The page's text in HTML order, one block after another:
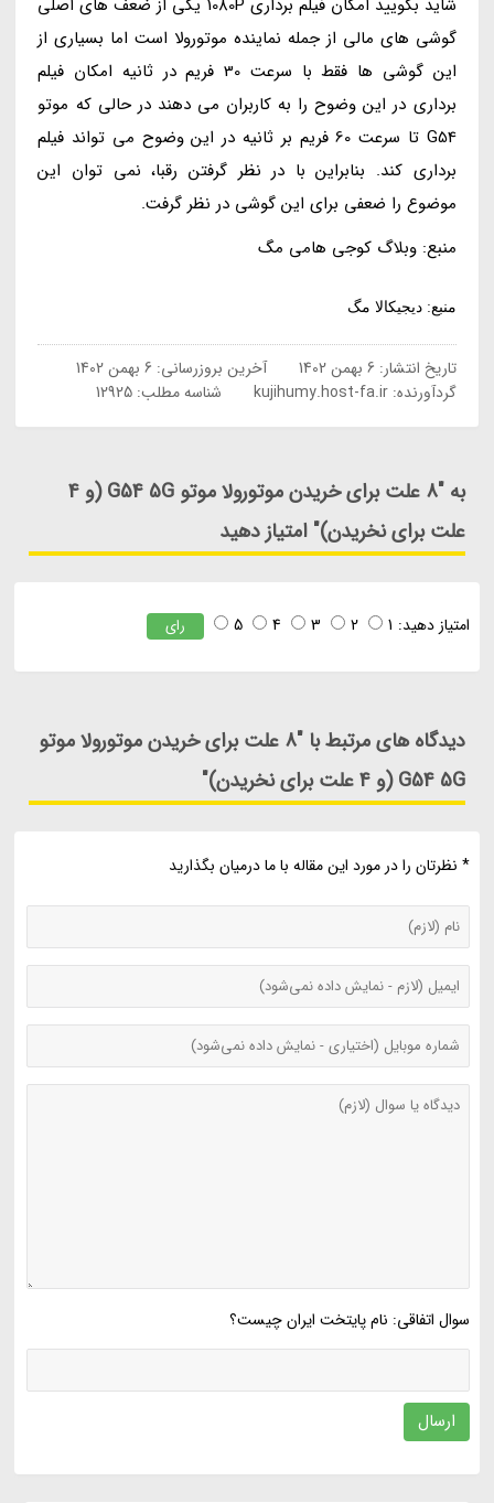
شاید بگویید امکان فیلم برداری 1080P یکی از ضعف های اصلی
گوشی های مالی از جمله نماینده موتورولا است اما بسیاری از
این گوشی ها فقط با سرعت 30 فریم در ثانیه امکان فیلم
برداری در این وضوح را به کاربران می دهند در حالی که موتو
G54 تا سرعت 60 فریم بر ثانیه در این وضوح می تواند فیلم
برداری کند. بنابراین با در نظر گرفتن رقبا، نمی توان این
موضوع را ضعفی برای این گوشی در نظر گرفت.
منبع: وبلاگ کوجی هامی مگ
منبع: دیجیکالا مگ
تاریخ انتشار: 6 بهمن 1402 آخرین بروزرسانی: 6 بهمن 1402
گردآورنده:kujihumy.host-fa.ir شناسه مطلب: 12925
به "8 علت برای خریدن موتورولا موتو G54 5G (و 4
علت برای نخریدن)" امتیاز دهید
امتیاز دهید: 1
2
3
4
5 رای
دیدگاه های مرتبط با "8 علت برای خریدن موتورولا موتو
G54 5G (و 4 علت برای نخریدن)"
* نظرتان را در مورد این مقاله با ما درمیان بگذارید
سوال اتفاقی: نام پایتخت ایران چیست؟
ارسال